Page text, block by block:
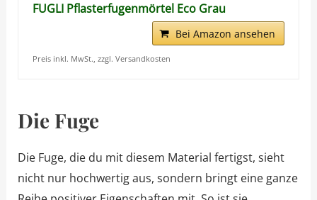
FUGLI Pflasterfugenmörtel Eco Grau
Bei Amazon ansehen
Preis inkl. MwSt., zzgl. Versandkosten
Die Fuge
Die Fuge, die du mit diesem Material fertigst, sieht
nicht nur hochwertig aus, sondern bringt eine ganze